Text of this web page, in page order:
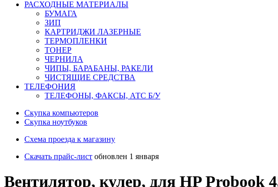
РАСХОДНЫЕ МАТЕРИАЛЫ
БУМАГА
ЗИП
КАРТРИДЖИ ЛАЗЕРНЫЕ
ТЕРМОПЛЕНКИ
ТОНЕР
ЧЕРНИЛА
ЧИПЫ, БАРАБАНЫ, РАКЕЛИ
ЧИСТЯЩИЕ СРЕДСТВА
ТЕЛЕФОНИЯ
ТЕЛЕФОНЫ, ФАКСЫ, АТС Б/У
Скупка компьютеров
Cкупка ноутбуков
Схема проезда к магазину
Скачать прайс-лист обновлен 1 января
Вентилятор, кулер, для HP Probook